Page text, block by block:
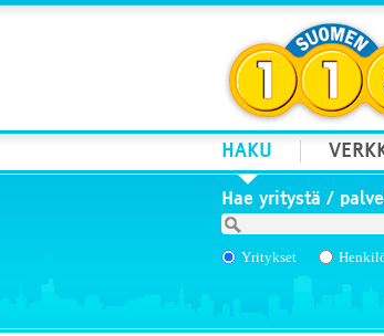
HAKU
Hae yritystä /
Yritykset